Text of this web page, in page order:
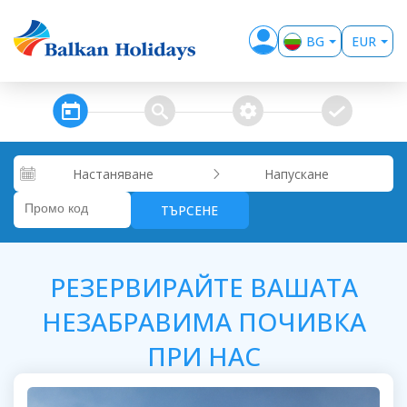
BG
EUR
RON
KZT
steps_calendar search extra_services confirm
Настаняване Напускане
ТЪРСЕНЕ
РЕЗЕРВИРАЙТЕ ВАШАТА
НЕЗАБРАВИМА ПОЧИВКА
ПРИ НАС